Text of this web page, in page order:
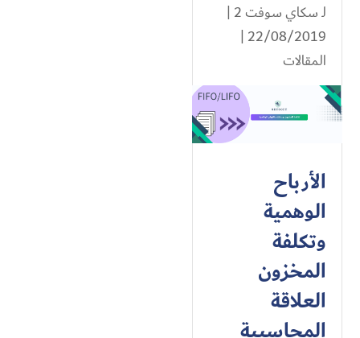
لـسكاي سوفت 2
|
22/08/2019 |
المقالات
الأرباح
الوهمية
وتكلفة
المخزون
العلاقة